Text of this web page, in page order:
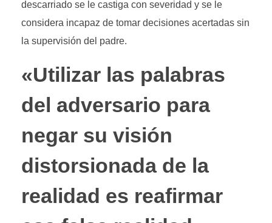
descarriado se le castiga con severidad y se le
considera incapaz de tomar decisiones acertadas sin
la supervisión del padre.
«Utilizar las palabras
del adversario para
negar su visión
distorsionada de la
realidad es reafirmar